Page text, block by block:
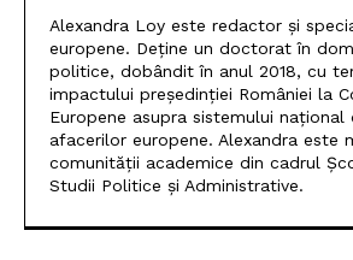
Alexandra Loy este redactor și
europene. Deține un doctorat în
politice, dobândit în anul 2018, cu
impactului președinției României la
Europene asupra sistemului
afacerilor europene. Alexandra este
comunității academice din cadrul
Studii Politice și Administrative.